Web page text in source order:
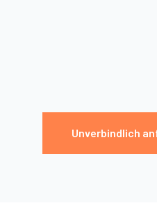
Unverbindlich